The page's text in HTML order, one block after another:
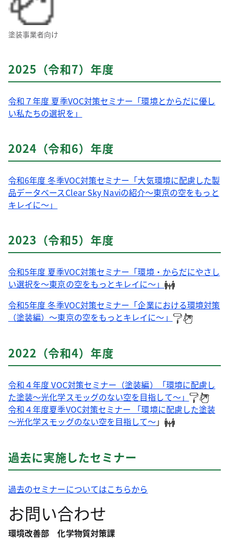
塗装事業者向け
2025（令和7）年度
令和７年度 夏季VOC対策セミナー「環境とからだに優し
い私たちの選択を」
2024（令和6）年度
令和6年度 冬季VOC対策セミナー「大気環境に配慮した製
品データベースClear Sky Naviの紹介～東京の空をもっと
キレイに～」
2023（令和5）年度
令和5年度 夏季VOC対策セミナー「環境・からだにやさし
い選択を～東京の空をもっとキレイに～」
令和5年度 冬季VOC対策セミナー「企業における環境対策
（塗装編）～東京の空をもっとキレイに～」
2022（令和4）年度
令和４年度 VOC対策セミナー（塗装編）「環境に配慮し
た塗装〜光化学スモッグのない空を目指して〜」
令和４年度夏季VOC対策セミナー 「環境に配慮した塗装
～光化学スモッグのない空を目指して～」
過去に実施したセミナー
過去のセミナーについてはこちらから
お問い合わせ
環境改善部 化学物質対策課